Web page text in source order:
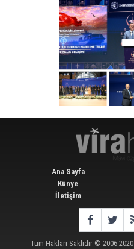
Ana Sayfa
Künye
İletişim
Tüm Hakları Saklıdır © 2006-2020